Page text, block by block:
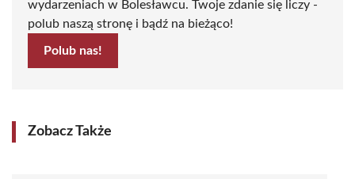
wydarzeniach w Bolesławcu. Twoje zdanie się liczy -
polub naszą stronę i bądź na bieżąco!
Polub nas!
Zobacz Także